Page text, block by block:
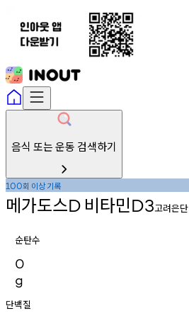
음식 또는 운동 검색하기
100회 이상기록
메가도스D 비타민D3고려은단
순탄수
0
g
단백질